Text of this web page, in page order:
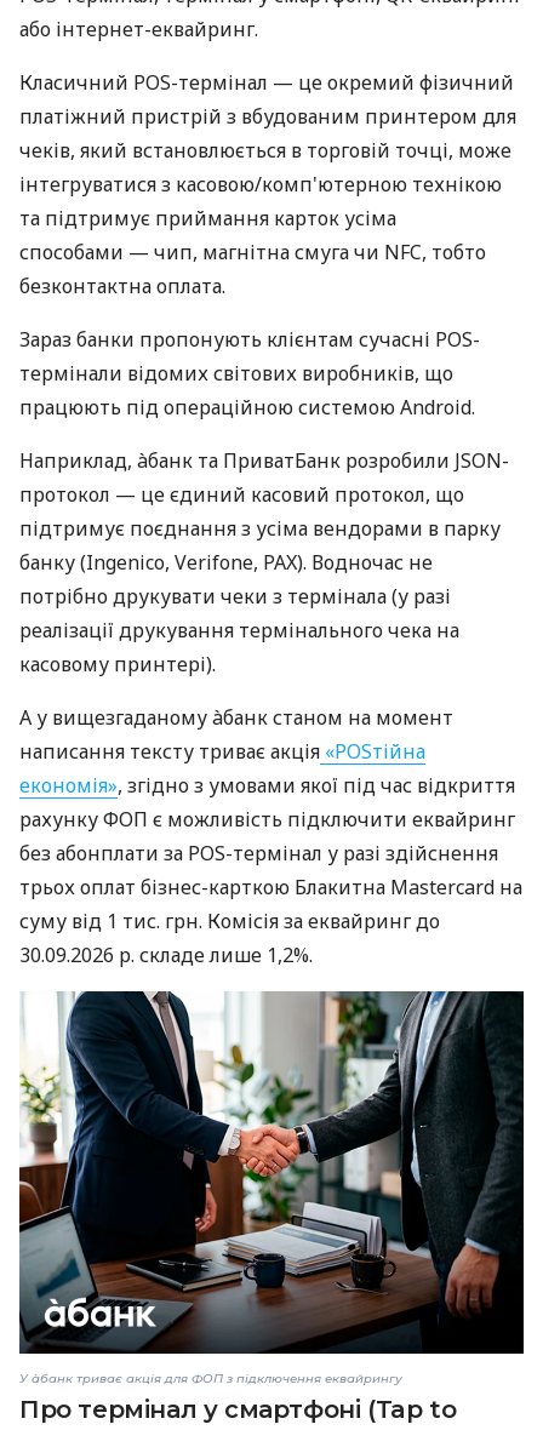
або інтернет-еквайринг.
Класичний POS-термінал — це окремий фізичний
платіжний пристрій з вбудованим принтером для
чеків, який встановлюється в торговій точці, може
інтегруватися з касовою/комп'ютерною технікою
та підтримує приймання карток усіма
способами — чип, магнітна смуга чи NFC, тобто
безконтактна оплата.
Зараз банки пропонують клієнтам сучасні POS-
термінали відомих світових виробників, що
працюють під операційною системою Android.
Наприклад, àбанк та ПриватБанк розробили JSON-
протокол — це єдиний касовий протокол, що
підтримує поєднання з усіма вендорами в парку
банку (Ingenico, Verifone, PAX). Водночас не
потрібно друкувати чеки з термінала (у разі
реалізації друкування термінального чека на
касовому принтері).
А у вищезгаданому àбанк станом на момент
написання тексту триває акція «POSтійна
економія», згідно з умовами якої під час відкриття
рахунку ФОП є можливість підключити еквайринг
без абонплати за POS-термінал у разі здійснення
трьох оплат бізнес-карткою Блакитна Mastercard на
суму від 1 тис. грн. Комісія за еквайринг до
30.09.2026 р. складе лише 1,2%.
У àбанк триває акція для ФОП з підключення еквайрингу
Про термінал у смартфоні (Tap to